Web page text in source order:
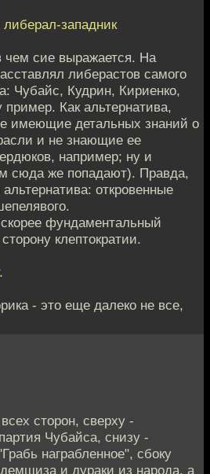
западник
чем сие выражается. На
либерастов самого
Чубайс, Кудрин, Кириенко,
пример. Как альтернатива,
имеющие детальных знаний о
и не знающие ее
например; ну и
сюда же попадают). Правда,
откровенные
фундаментальный
клептократии.
- это еще далеко не все,
сторон, сверху -
Чубайса, снизу -
награбленное", сбоку
и дураки из народа, а